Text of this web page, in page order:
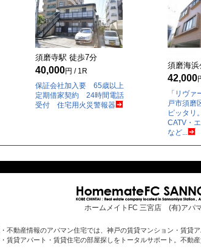
須磨寺駅 徒歩7分
40,000円 / 1R
保証会社加入要 65歳以上
定期借家契約 24時間電話
受付 住宅用火災警報器
須磨海
42,000
「リヴ
戸市須磨
ピッタリ
CATV・
など...
ホームメイトFC 三宮店 (有)アパ
不動産情報のアパマン住宅では、神戸の賃貸マンション・賃貸
賃貸アパート・賃貸住宅の部屋探しをトータルサポート。不動